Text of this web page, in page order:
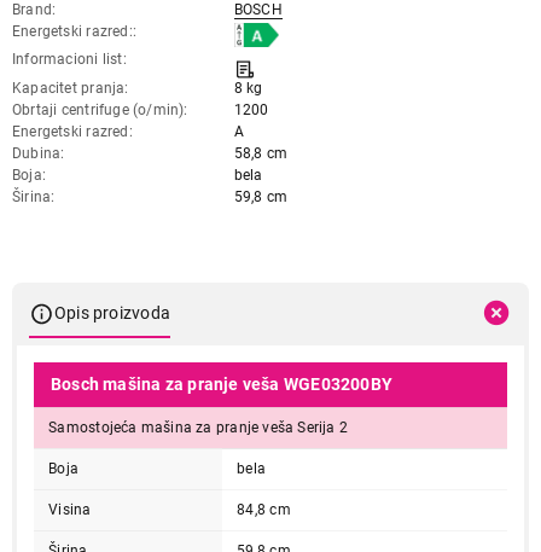
Brand
BOSCH
Energetski razred:
Informacioni list
Kapacitet pranja
8 kg
Obrtaji centrifuge (o/min)
1200
Energetski razred
A
Dubina
58,8 cm
Boja
bela
Širina
59,8 cm
Opis proizvoda
Bosch mašina za pranje veša WGE03200BY
Samostojeća mašina za pranje veša Serija 2
Boja bela
Visina 84,8 cm